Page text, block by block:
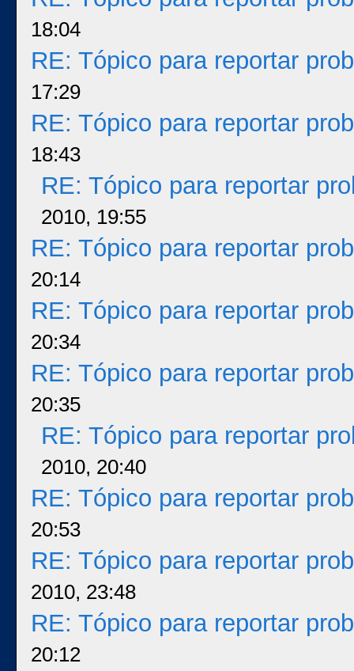
18:04
RE: Tópico para reportar
17:29
RE: Tópico para reportar
18:43
RE: Tópico para reportar
2010, 19:55
RE: Tópico para reportar
20:14
RE: Tópico para reportar
20:34
RE: Tópico para reportar
20:35
RE: Tópico para reportar
2010, 20:40
RE: Tópico para reportar
20:53
RE: Tópico para reportar
2010, 23:48
RE: Tópico para reportar
20:12